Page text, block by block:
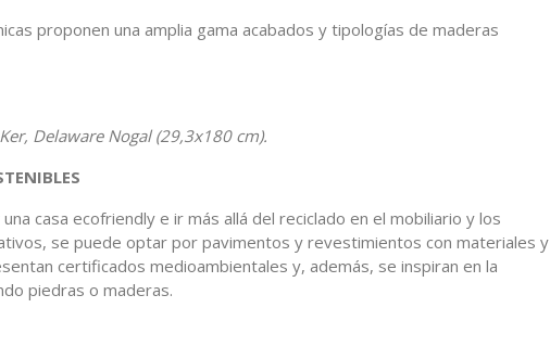
proponen una amplia gama acabados y tipologías de maderas
Delaware Nogal (29,3x180 cm).
casa ecofriendly e ir más allá del reciclado en el mobiliario y los
se puede optar por pavimentos y revestimientos con materiales y
certificados medioambientales y, además, se inspiran en la
piedras o maderas.